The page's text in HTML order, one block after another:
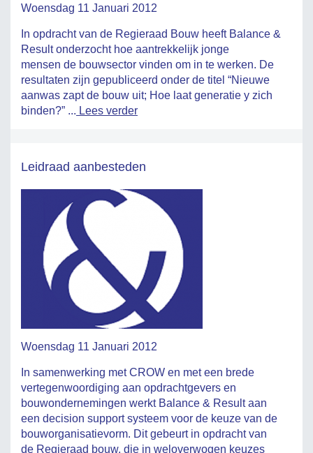
Woensdag 11 Januari 2012
In opdracht van de Regieraad Bouw heeft Balance &
Result onderzocht hoe aantrekkelijk jonge
mensen de bouwsector vinden om in te werken. De
resultaten zijn gepubliceerd onder de titel “Nieuwe
aanwas zapt de bouw uit; Hoe laat generatie y zich
binden?” ... Lees verder
Leidraad aanbesteden
Woensdag 11 Januari 2012
In samenwerking met CROW en met een brede
vertegenwoordiging aan opdrachtgevers en
bouwondernemingen werkt Balance & Result aan
een decision support systeem voor de keuze van de
bouworganisatievorm. Dit gebeurt in opdracht van
de Regieraad bouw, die in weloverwogen keuzes